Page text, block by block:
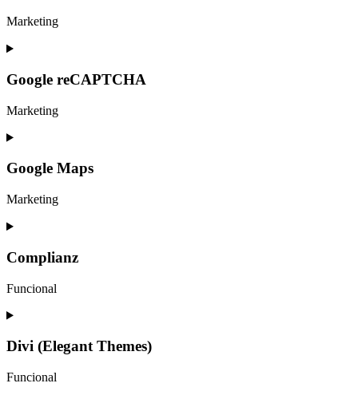
Marketing
Consent
service
google-
fonts
Google reCAPTCHA
Marketing
Consent
service
google-
recaptcha
Google Maps
Marketing
Consent
service
google-
maps
Complianz
Funcional
Consent
service
complianz
Divi (Elegant Themes)
Funcional